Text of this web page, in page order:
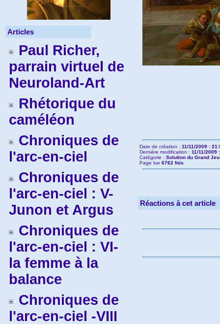
Articles
Paul Richer,
parrain virtuel de
Neuroland-Art
Rhétorique du
caméléon
Chroniques de
l'arc-en-ciel
Chroniques de
l'arc-en-ciel : V-
Junon et Argus
Chroniques de
l'arc-en-ciel : VI-
la femme à la
balance
Chroniques de
l'arc-en-ciel -VIII
Date de création : 11/11/2009 :
Dernière modification : 11/11/2009
Catégorie : Solution du Grand
Page lue 6762 fois
Réactions à cet article